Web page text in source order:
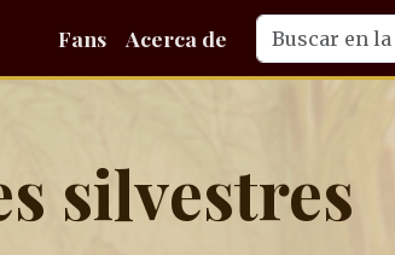
Fans Acerca de
silvestres